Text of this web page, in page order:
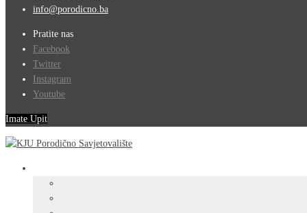
info@porodicno.ba
Pratite nas
Facebook
Twitter
Instagram
Youtube
Imate Upit